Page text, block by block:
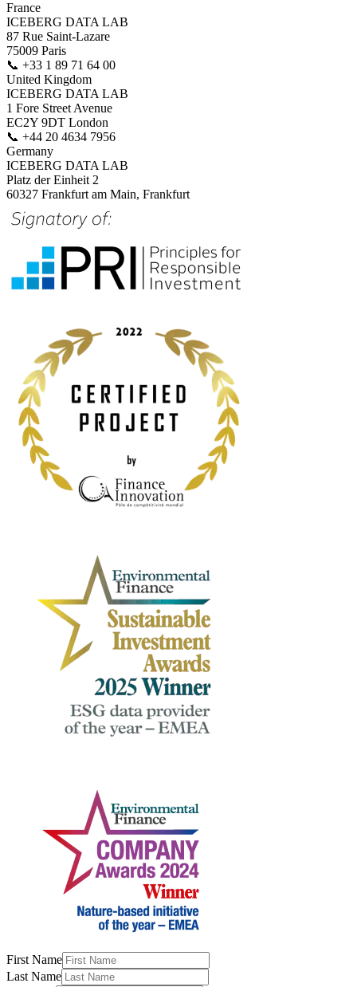
France
ICEBERG DATA LAB
87 Rue Saint-Lazare
75009 Paris
📞 +33 1 89 71 64 00
United Kingdom
ICEBERG DATA LAB
1 Fore Street Avenue
EC2Y 9DT London
📞 +44 20 4634 7956
Germany
ICEBERG DATA LAB
Platz der Einheit 2
60327 Frankfurt am Main, Frankfurt
First Name
Last Name